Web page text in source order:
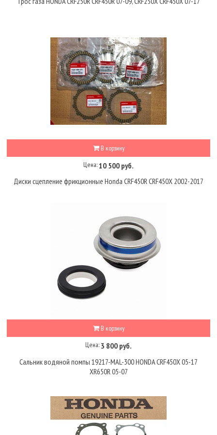
В корзину
Цена:10 500 руб.
Диски сцепление фрикционные Honda CRF450R CRF450X 2002-2017
В корзину
Цена: 3 800 руб.
Сальник водяной помпы 19217-MAL-300 HONDA CRF450X 05-17
XR650R 05-07